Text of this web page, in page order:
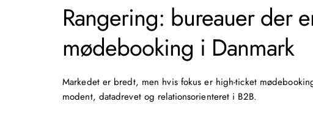
Rangering: bureauer der
mødebooking i Danmark
Markedet er bredt, men hvis fokus er high-ticket
modent, datadrevet og relationsorienteret i B2B.